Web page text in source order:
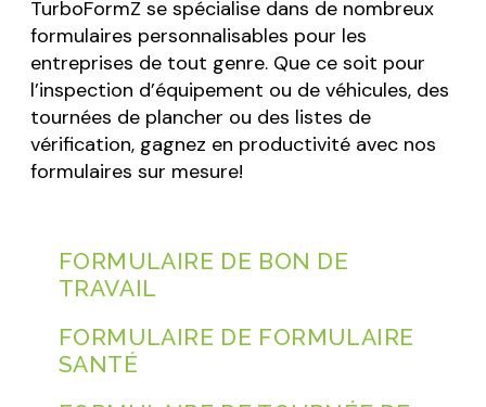
TurboFormZ se spécialise dans de nombreux
formulaires personnalisables pour les
entreprises de tout genre. Que ce soit pour
l’inspection d’équipement ou de véhicules, des
tournées de plancher ou des listes de
vérification, gagnez en productivité avec nos
formulaires sur mesure!
FORMULAIRE DE BON DE
TRAVAIL
FORMULAIRE DE FORMULAIRE
SANTÉ